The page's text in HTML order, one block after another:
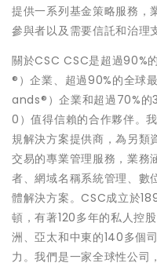
提供一系列基金策略服務，
參與者以及需要信託和治理
關於CSC CSC是超過
®）企業、超過90%的全球
ands®）企業和超過70%的
0）值得信賴的合作夥伴。
規解決方案提供商，為另類
交易的專業管理服務，業務
者、網域名稱系統管理、數
體解決方案。CSC成立於
頓，有著120多年的私人控
洲、亞太和中東的140多個
力。我們是一家全球性公司